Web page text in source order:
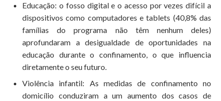
Educação: o fosso digital e o acesso por vezes difícil a
dispositivos como computadores e tablets (40,8% das
famílias do programa não têm nenhum deles)
aprofundaram a desigualdade de oportunidades na
educação durante o confinamento, o que influencia
diretamente o seu futuro.
Violência infantil: As medidas de confinamento no
domicílio conduziram a um aumento dos casos de